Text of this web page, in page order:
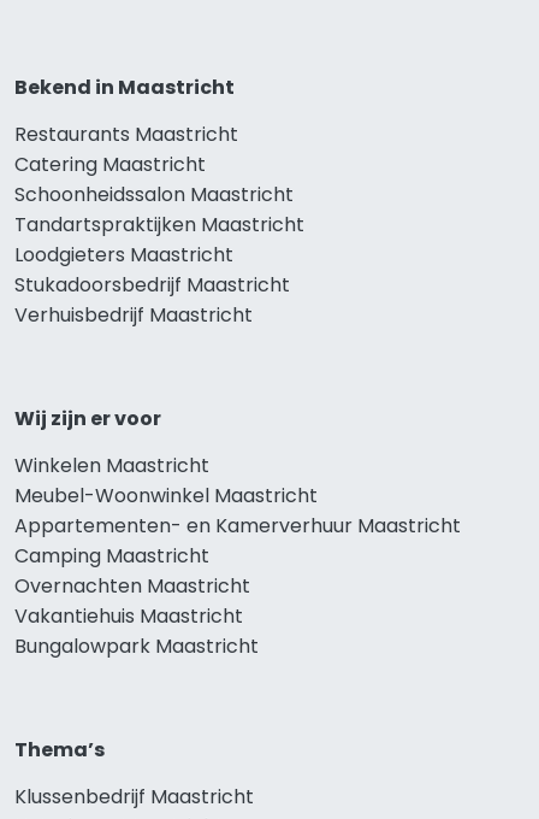
Bekend in Maastricht
Restaurants Maastricht
Catering Maastricht
Schoonheidssalon Maastricht
Tandartspraktijken Maastricht
Loodgieters Maastricht
Stukadoorsbedrijf Maastricht
Verhuisbedrijf Maastricht
Wij zijn er voor
Winkelen Maastricht
Meubel-Woonwinkel Maastricht
Appartementen- en Kamerverhuur Maastricht
Camping Maastricht
Overnachten Maastricht
Vakantiehuis Maastricht
Bungalowpark Maastricht
Thema’s
Klussenbedrijf Maastricht